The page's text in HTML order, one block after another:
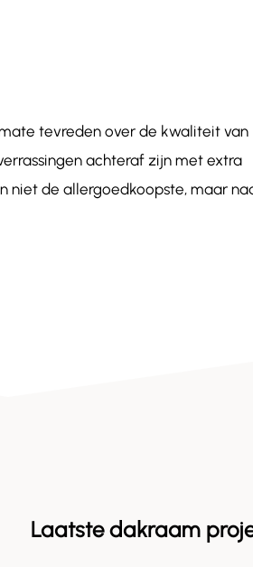
tevreden over de kwaliteit van
achteraf zijn met extra
niet de allergoedkoopste, maar
Laatste dakraam